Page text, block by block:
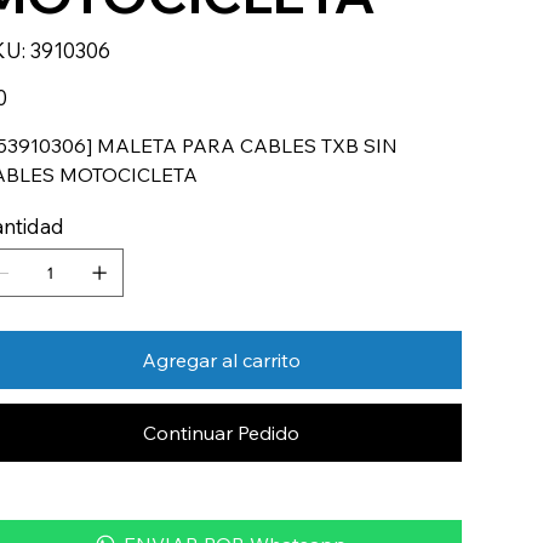
SKU
3910306
3910306
MALETA PARA CABLES TXB SIN
MOTOCICLETA
Agregar al carrito
Continuar Pedido